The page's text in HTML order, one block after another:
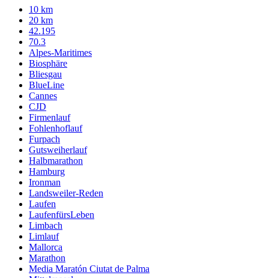
10 km
20 km
42.195
70.3
Alpes-Maritimes
Biosphäre
Bliesgau
BlueLine
Cannes
CJD
Firmenlauf
Fohlenhoflauf
Furpach
Gutsweiherlauf
Halbmarathon
Hamburg
Ironman
Landsweiler-Reden
Laufen
LaufenfürsLeben
Limbach
Limlauf
Mallorca
Marathon
Media Maratón Ciutat de Palma